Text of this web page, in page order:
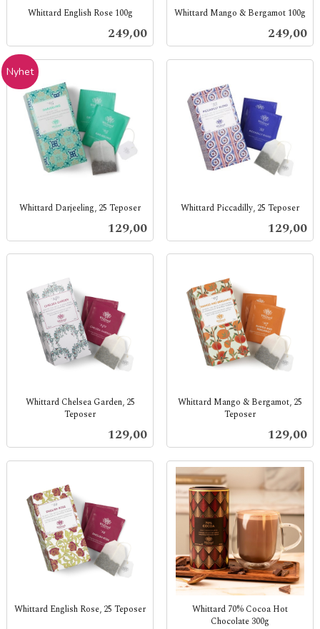
Whittard English Rose 100g
Pris
249,00
Whittard Mango & Bergamot 100g
Pris
249,00
Whittard Darjeeling, 25 Teposer
Pris
129,00
Nyhet
Whittard Piccadilly, 25 Teposer
Pris
129,00
Whittard Chelsea Garden, 25
Teposer
Pris
129,00
Whittard Mango & Bergamot, 25
Teposer
Pris
129,00
Whittard English Rose, 25 Teposer
Whittard 70% Cocoa Hot
Chocolate 300g